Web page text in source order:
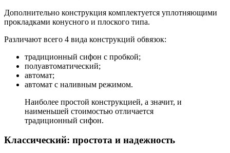
Дополнительно конструкция комплектуется уплотняющими
прокладками конусного и плоского типа.
Различают всего 4 вида конструкций обвязок:
традиционный сифон с пробкой;
полуавтоматический;
автомат;
автомат с наливным режимом.
Наиболее простой конструкцией, а значит, и
наименьшей стоимостью отличается
традиционный сифон.
Классический: простота и надежность